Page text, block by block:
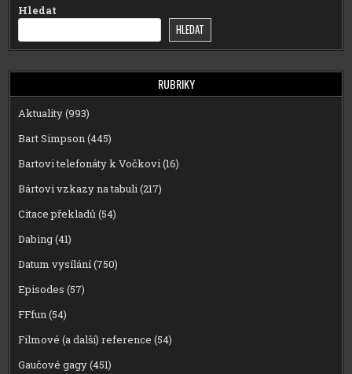
Hledat
HLEDAT
RUBRIKY
Aktuality(993)
Bart Simpson(445)
Bartovi telefonáty k Vočkovi(16)
Bártovi vzkazy na tabuli(217)
Citace překladů(54)
Dabing(41)
Datum vysílání(750)
Episodes (57)
FFfun(54)
Filmové (a další) reference (54)
Gaučové gagy(451)